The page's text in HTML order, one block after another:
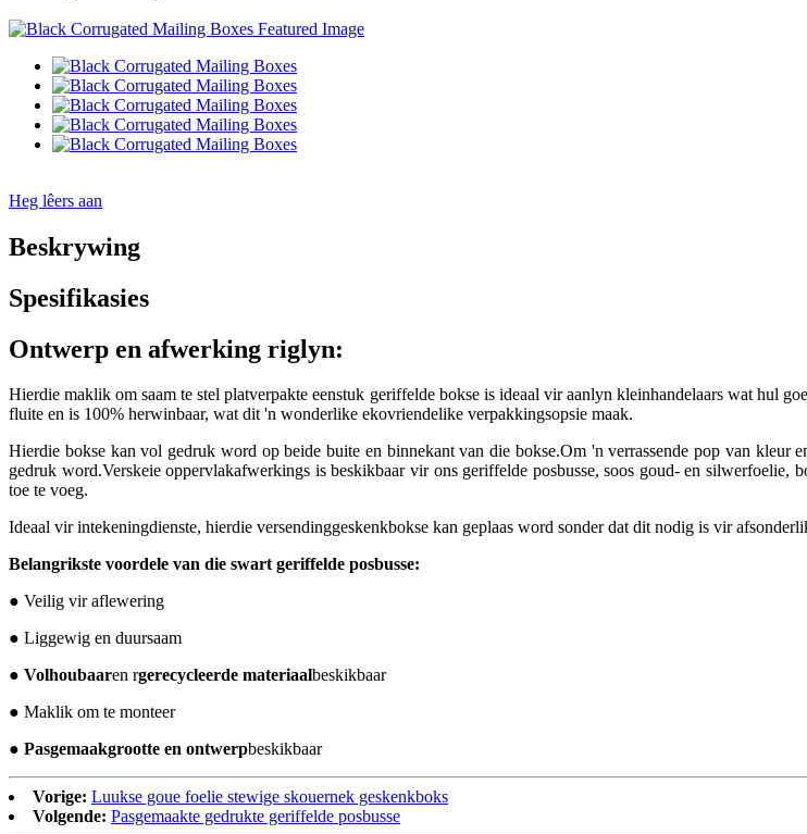
Heg lêers aan
Beskrywing
Spesifikasies
Ontwerp en afwerking riglyn:
Hierdie maklik om saam te stel platverpakte eenstuk geriffelde bokse is ideaal vir aanlyn kleinhandelaars wat hul
fluite en is 100% herwinbaar, wat dit 'n wonderlike ekovriendelike verpakkingsopsie maak.
Hierdie bokse kan vol gedruk word op beide buite en binnekant van die bokse.Om 'n verrassende pop van kleur
gedruk word.Verskeie oppervlakafwerkings is beskikbaar vir ons geriffelde posbusse, soos goud- en
toe te voeg.
Ideaal vir intekeningdienste, hierdie versendinggeskenkbokse kan geplaas word sonder dat dit nodig is vir
Belangrikste voordele van die swart geriffelde posbusse:
● Veilig vir aflewering
● Liggewig en duursaam
● Volhoubaaren rgerecycleerde materiaalbeskikbaar
● Maklik om te monteer
● Pasgemaakgrootte en ontwerpbeskikbaar
Vorige: Luukse goue foelie stewige skouernek geskenkboks
Volgende: Pasgemaakte gedrukte geriffelde posbusse